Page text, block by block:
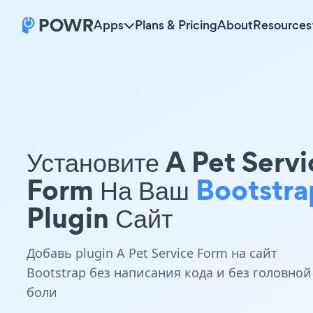
Apps Plans & PricingAboutResources
Установите A Pet
Form На Ваш
Plugin Сайт
Добавь plugin A Pet Service Form на сайт
Bootstrap без написания кода и без головной
боли